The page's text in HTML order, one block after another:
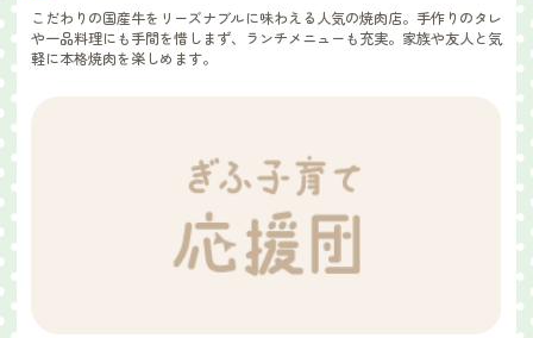
こだわりの国産牛をリーズナブルに味わえる人気の焼肉店。手作りのタレ
や一品料理にも手間を惜しまず、ランチメニューも充実。家族や友人と気
軽に本格焼肉を楽しめます。